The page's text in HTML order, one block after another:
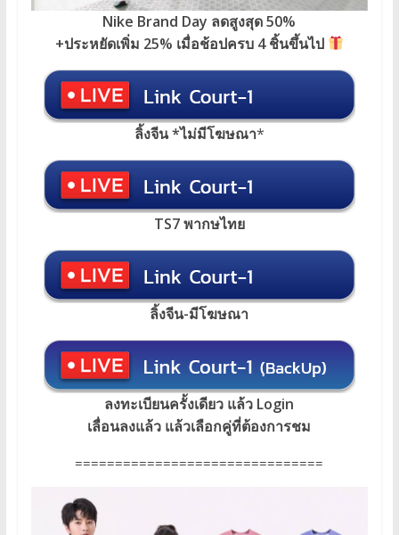
Nike Brand Day ลดสูงสุด 50%
+ประหยัดเพิ่ม 25% เมื่อช้อปครบ 4 ชิ้นขึ้นไป
ลิ้งจีน *ไม่มีโฆษณา*
TS7 พากษไทย
ลิ้งจีน-มีโฆษณา
ลงทะเบียนครั้งเดียว แล้ว Login
เลื่อนลงแล้ว แล้วเลือกคู่ที่ต้องการชม
===============================